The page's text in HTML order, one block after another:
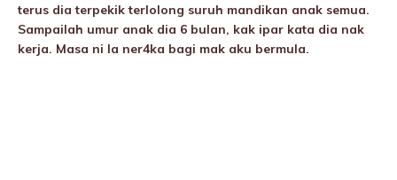
terus dia terpekik terlolong suruh mandikan anak semua.
Sampailah umur anak dia 6 bulan, kak ipar kata dia nak
kerja. Masa ni la ner4ka bagi mak aku bermula.